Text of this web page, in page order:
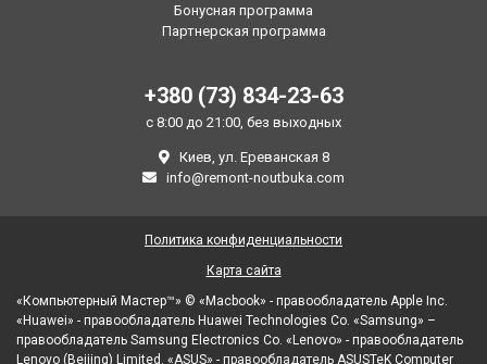
Бонусная программа
Партнерская программа
+380 (73) 834-23-63
с 8:00 до 21:00, без выходных
Киев, ул. Ереванская 8
info@remont-noutbuka.com
«Компьютерный Мастер™» © «Macbook» - правообладатель Apple Inc.
«Huawei» - правообладатель Huawei Technologies Co. «Samsung» –
правообладатель Samsung Electronics Co. «Lenovo» - правообладатель
Lenovo (Beijing) Limited. «ASUS» - правообладатель ASUSTeK Computer
Политика конфиденциальности
Карта сайта